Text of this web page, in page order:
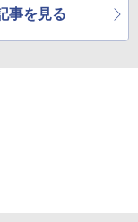
事を見る